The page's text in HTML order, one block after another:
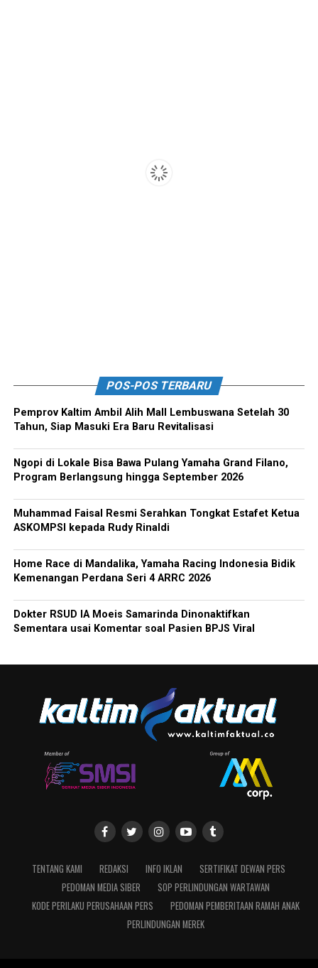
POS-POS TERBARU
Pemprov Kaltim Ambil Alih Mall Lembuswana Setelah 30
Tahun, Siap Masuki Era Baru Revitalisasi
Ngopi di Lokale Bisa Bawa Pulang Yamaha Grand Filano,
Program Berlangsung hingga September 2026
Muhammad Faisal Resmi Serahkan Tongkat Estafet Ketua
ASKOMPSI kepada Rudy Rinaldi
Home Race di Mandalika, Yamaha Racing Indonesia Bidik
Kemenangan Perdana Seri 4 ARRC 2026
Dokter RSUD IA Moeis Samarinda Dinonaktifkan
Sementara usai Komentar soal Pasien BPJS Viral
TENTANG KAMI REDAKSI INFO IKLAN
SERTIFIKAT DEWAN PERS
PEDOMAN MEDIA SIBER
SOP PERLINDUNGAN WARTAWAN
KODE PERILAKU PERUSAHAAN PERS
PEDOMAN PEMBERITAAN RAMAH ANAK
PERLINDUNGAN MEREK